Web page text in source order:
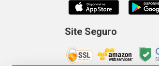
Site Seguro